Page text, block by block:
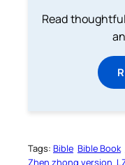
Read
Tags: Bible Bible Book
Zhen zhong version